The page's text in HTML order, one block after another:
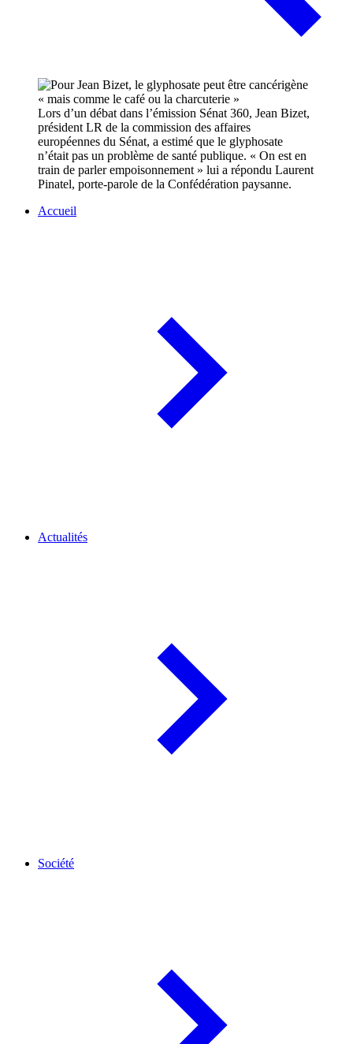
Lors d’un débat dans l’émission Sénat 360, Jean Bizet,
président LR de la commission des affaires
européennes du Sénat, a estimé que le glyphosate
n’était pas un problème de santé publique. « On est en
train de parler empoisonnement » lui a répondu Laurent
Pinatel, porte-parole de la Confédération paysanne.
Accueil
Actualités
Société